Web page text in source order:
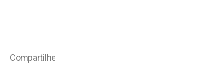
Compartilhe